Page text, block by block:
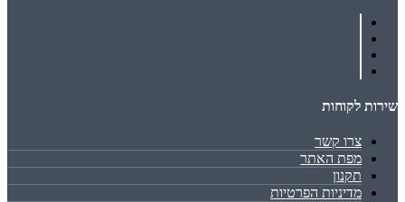
שירות לקוחות
צרו קשר
מפת האתר
תקנון
מדיניות הפרטיות